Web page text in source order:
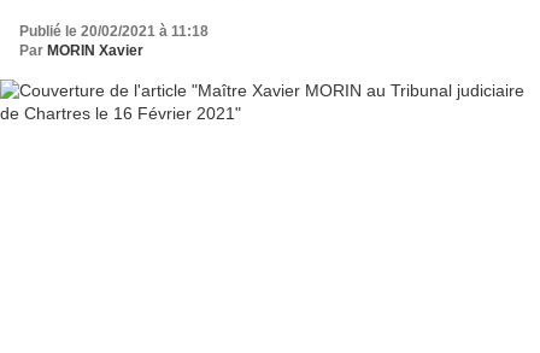
Publié le 20/02/2021 à 11:18
Par MORIN Xavier